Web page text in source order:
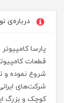
درباره‌ی
شروع نموده و
شرکت‌های
کوچک و بزرگ